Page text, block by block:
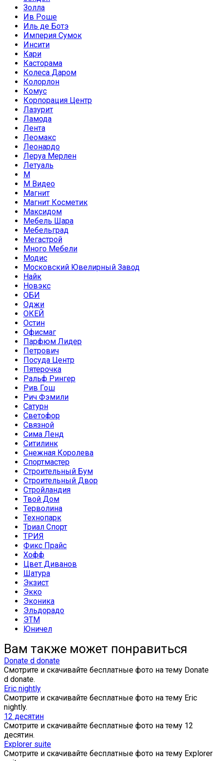
Золла
Ив Роше
Иль де Ботэ
Империя Сумок
Инсити
Кари
Касторама
Колеса Даром
Колорлон
Комус
Корпорация Центр
Лазурит
Ламода
Лента
Леомакс
Леонардо
Леруа Мерлен
Летуаль
М
М Видео
Магнит
Магнит Косметик
Максидом
Мебель Шара
Мебельград
Мегастрой
Много Мебели
Модис
Московский Ювелирный Завод
Найк
Новэкс
ОБИ
Оджи
ОКЕЙ
Остин
Офисмаг
Парфюм Лидер
Петрович
Посуда Центр
Пятерочка
Ральф Рингер
Рив Гош
Рич Фэмили
Сатурн
Светофор
Связной
Сима Ленд
Ситилинк
Снежная Королева
Спортмастер
Строительный Бум
Строительный Двор
Стройландия
Твой Дом
Терволина
Технопарк
Триал Спорт
ТРИЯ
Фикс Прайс
Хофф
Цвет Диванов
Шатура
Экзист
Экко
Эконика
Эльдорадо
ЭТМ
Юничел
Вам также может понравиться
Donate d donate
Смотрите и скачивайте бесплатные фото на тему Donate
d donate.
Eric nightly
Смотрите и скачивайте бесплатные фото на тему Eric
nightly.
12 десятин
Смотрите и скачивайте бесплатные фото на тему 12
десятин.
Explorer suite
Смотрите и скачивайте бесплатные фото на тему Explorer